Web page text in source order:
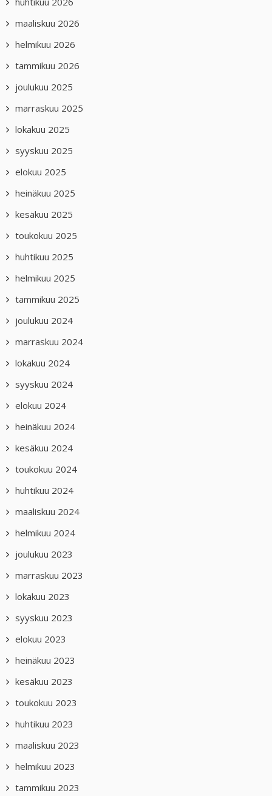
maaliskuu 2026
helmikuu 2026
tammikuu 2026
joulukuu 2025
marraskuu 2025
lokakuu 2025
syyskuu 2025
elokuu 2025
heinäkuu 2025
kesäkuu 2025
toukokuu 2025
huhtikuu 2025
helmikuu 2025
tammikuu 2025
joulukuu 2024
marraskuu 2024
lokakuu 2024
syyskuu 2024
elokuu 2024
heinäkuu 2024
kesäkuu 2024
toukokuu 2024
huhtikuu 2024
maaliskuu 2024
helmikuu 2024
joulukuu 2023
marraskuu 2023
lokakuu 2023
syyskuu 2023
elokuu 2023
heinäkuu 2023
kesäkuu 2023
toukokuu 2023
huhtikuu 2023
maaliskuu 2023
helmikuu 2023
tammikuu 2023